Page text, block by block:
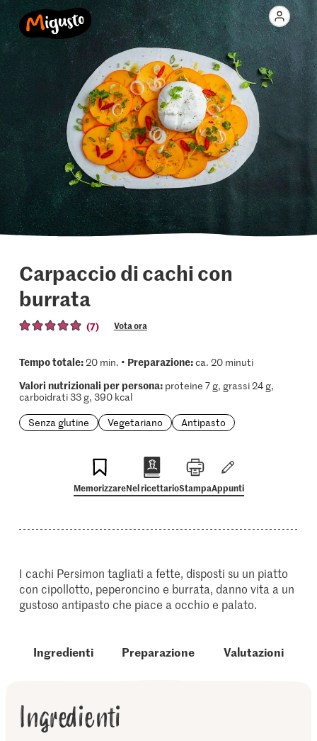
Carpaccio di cachi con
burrata
(7) Vota ora
Tempo totale:20 min. • Preparazione:ca. 20 minuti
Valori nutrizionali per persona:proteine 7 g, grassi 24 g,
carboidrati 33 g, 390 kcal
Senza glutine
Vegetariano Antipasto
MemorizzareNel ricettarioStampaAppunti
I cachi Persimon tagliati a fette, disposti su un piatto
con cipollotto, peperoncino e burrata, danno vita a un
gustoso antipasto che piace a occhio e palato.
Ingredienti Preparazione Valutazioni
Ingredienti